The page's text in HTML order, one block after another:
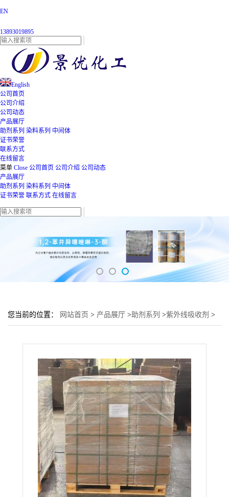
EN
13893019895
English
公司首页
公司介绍
公司动态
产品展厅
助剂系列 染料系列 中间体
证书荣誉
联系方式
在线留言
菜单 Close 公司首页 公司介绍 公司动态
产品展厅
助剂系列 染料系列 中间体
证书荣誉 联系方式 在线留言
您当前的位置： 网站首页 > 产品展厅 >助剂系列 >紫外线吸收剂 >